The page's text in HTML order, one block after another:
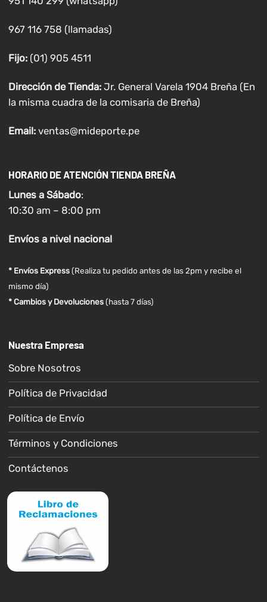
967 116 758 (llamadas)
Fijo:(01) 905 4511
Dirección de Tienda: Jr. General Varela 1904 Breña (En
la misma cuadra de la comisaria de Breña)
Email: ventas@mideporte.pe
HORARIO DE ATENCIÓN TIENDA BREÑA
Lunes a Sábado:
10:30 am – 8:00 pm
Envíosa nivel nacional
* Envíos Express(Realiza tu pedido antes de las 2pm y recibe el
mismo día)
* Cambios y Devoluciones (hasta 7 días)
Nuestra Empresa
Sobre Nosotros
Política de Privacidad
Política de Envío
Términos y Condiciones
Contáctenos